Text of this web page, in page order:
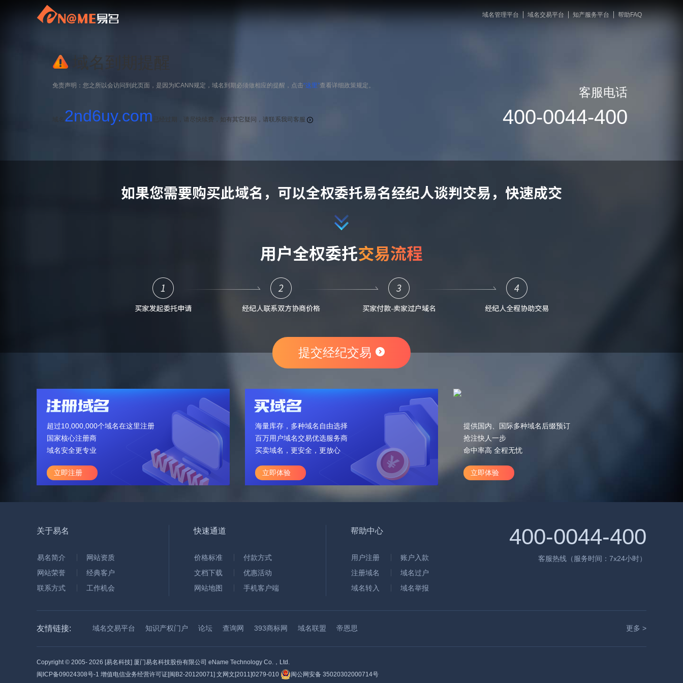
域名管理平台 域名交易平台 知产服务平台 帮助FAQ
域名到期提醒
免责声明：您之所以会访问到此页面，是因为ICANN规定，域名到期必须做相应的提醒，点击“这里”查看详细政策规定。
域名 2nd6uy.com 已经过期，请尽快续费，如有其它疑问，请联系我司客服
客服电话
400-0044-400
提交经纪交易
超过10,000,000个域名在这里注册
国家核心注册商
域名安全更专业
立即注册
海量库存，多种域名自由选择
百万用户域名交易优选服务商
买卖域名，更安全，更放心
立即体验
提供国内、国际多种域名后缀预订
抢注快人一步
命中率高 全程无忧
立即体验
关于易名
易名简介
网站资质
网站荣誉
经典客户
联系方式
工作机会
快速通道
价格标准
付款方式
文档下载
优惠活动
网站地图
手机客户端
帮助中心
用户注册
账户入款
注册域名
域名过户
域名转入
域名举报
400-0044-400
客服热线（服务时间：7x24小时）
友情链接: 域名交易平台 知识产权门户 论坛 查询网 393商标网 域名联盟 帝恩思 更多 >
Copyright © 2005- 2026 [易名科技] 厦门易名科技股份有限公司 eName Technology Co.，Ltd.
闽ICP备09024308号-1 增值电信业务经营许可证[闽B2-20120071] 文网文[2011]0279-010 闽公网安备 35020302000714号